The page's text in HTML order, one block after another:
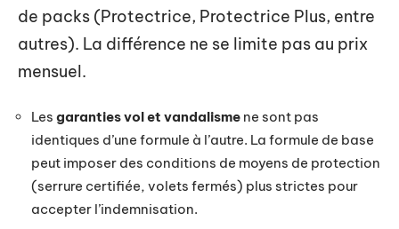
de packs (Protectrice, Protectrice Plus, entre
autres). La différence ne se limite pas au prix
mensuel.
Les garanties vol et vandalisme ne sont pas
identiques d’une formule à l’autre. La formule de base
peut imposer des conditions de moyens de protection
(serrure certifiée, volets fermés) plus strictes pour
accepter l’indemnisation.